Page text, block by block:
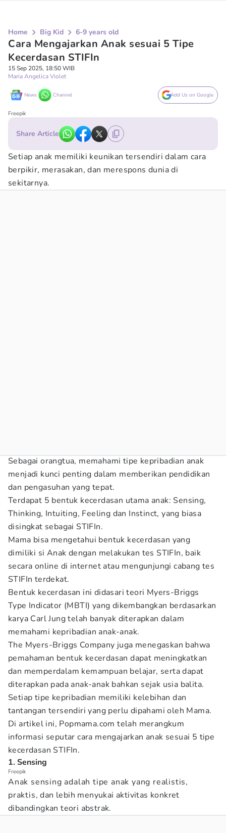
Home Big Kid 6-9 years old
Cara Mengajarkan Anak sesuai 5 Tipe
Kecerdasan STIFIn
15 Sep 2025, 18:50 WIB
Maria Angelica Violet
News Channel Add Us on Google
Freepik
Share Article
Setiap anak memiliki keunikan tersendiri dalam cara
berpikir, merasakan, dan merespons dunia di
sekitarnya.
Sebagai orangtua, memahami tipe kepribadian anak
menjadi kunci penting dalam memberikan pendidikan
dan pengasuhan yang tepat.
Terdapat 5 bentuk kecerdasan utama anak: Sensing,
Thinking, Intuiting, Feeling dan Instinct, yang biasa
disingkat sebagai STIFIn.
Mama bisa mengetahui bentuk kecerdasan yang
dimiliki si Anak dengan melakukan tes STIFIn, baik
secara online di internet atau mengunjungi cabang tes
STIFIn terdekat.
Bentuk kecerdasan ini didasari teori Myers-Briggs
Type Indicator (MBTI) yang dikembangkan berdasarkan
karya Carl Jung telah banyak diterapkan dalam
memahami kepribadian anak-anak.
The Myers-Briggs Company juga menegaskan bahwa
pemahaman bentuk kecerdasan dapat meningkatkan
dan memperdalam kemampuan belajar, serta dapat
diterapkan pada anak-anak bahkan sejak usia balita.
Setiap tipe kepribadian memiliki kelebihan dan
tantangan tersendiri yang perlu dipahami oleh Mama.
Di artikel ini, Popmama.com telah merangkum
informasi seputar cara mengajarkan anak sesuai 5 tipe
kecerdasan STIFIn.
1. Sensing
Freepik
Anak sensing adalah tipe anak yang realistis,
praktis, dan lebih menyukai aktivitas konkret
dibandingkan teori abstrak.